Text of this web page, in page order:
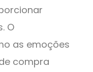
O
as emoções
compra